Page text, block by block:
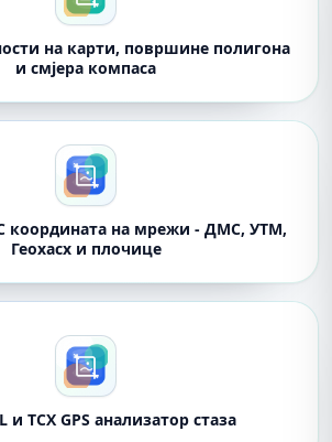
на карти, површине полигона
и смјера компаса
координата на мрежи - ДМС, УТМ,
Геохасх и плочице
и TCX GPS анализатор стаза